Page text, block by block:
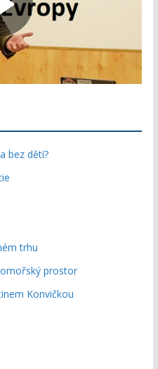
bez dětí?
trhu
prostor
Konvičkou